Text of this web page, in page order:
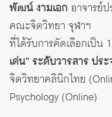
พัฒน์ งามเอก อาจารย์
คณะจิตวิทยา จุฬาฯ
ที่ได้รับการคัดเลือกเป็น
เด่น” ระดับวารสาร ปร
จิตวิทยาคลินิกไทย
Psychology (Online)